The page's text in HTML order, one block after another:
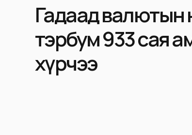
Гадаад валютын
тэрбум 933 сая
хүрчээ